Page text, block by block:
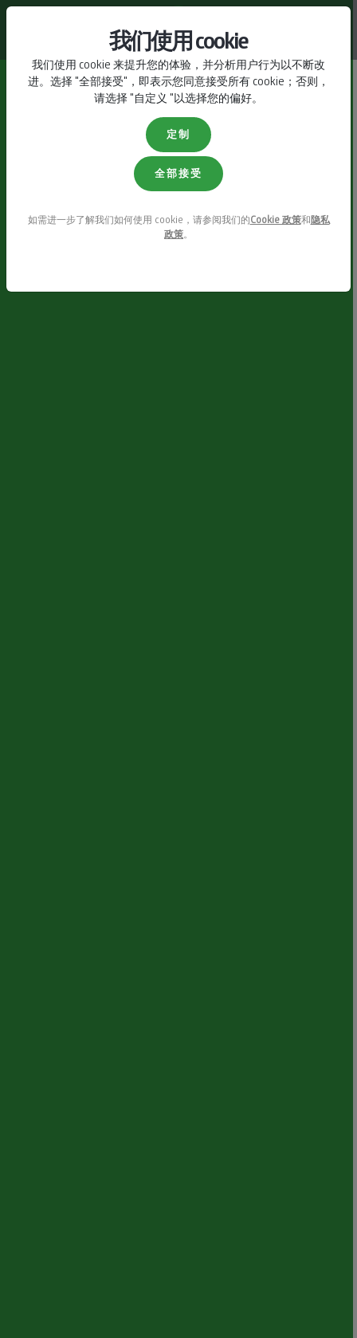
我们使用 cookie
我们使用 cookie 来提升您的体验，并分析用户行为以不断改
进。选择 "全部接受"，即表示您同意接受所有 cookie；否则，
请选择 "自定义 "以选择您的偏好。
定制
全部接受
如需进一步了解我们如何使用 cookie，请参阅我们的Cookie 政策和隐私
政策。